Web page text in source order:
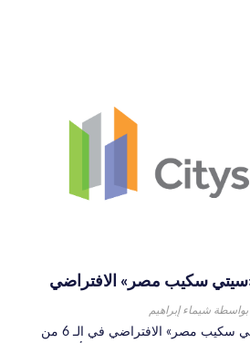
«سيتي سكيب مصر» الافتراضي
بواسطة شيماء إبراهيم
اختتمت فعاليات مؤتمر «سيتي سكيب مصر» الافتراضي في الـ 6 من